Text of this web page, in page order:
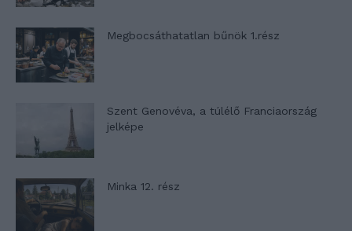
Megbocsáthatatlan bűnök 1.rész
Szent Genovéva, a túlélő Franciaország
jelképe
Minka 12. rész